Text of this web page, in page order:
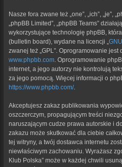
Nasze fora zwane też „one”, „ich”, „je”,
„phpBB Limited”, „phpBB Teams”
wykorzystujące technologię phpBB,
(bulletin board), wydane na licencji „
zwanej też „GPL”. Oprogramowanie
www.phpbb.com . Oprogramowanie
internet, a jego autorzy nie kontrolują
za jego pomocą. Więcej informacji o
https://www.phpbb.com/.
Akceptujesz zakaz publikowania
oszczerczym, propagującym treści
naruszającym cudze prawa autorskie i
zakazu może skutkować dla ciebie
tej witryny, a twój dostawca internetu
niewłaściwym zachowaniu. Wyrażasz
Klub Polska” może w każdej chwili